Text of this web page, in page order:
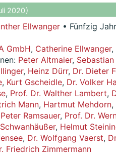
2020 )
Ellwanger • Fünfzig
GmbH, Catherine Ellwanger,
Peter Altmaier, Sebastian
, Heinz Dürr, Dr. Dieter
, Kurt Gscheidle, Dr. Volker
, Prof. Dr. Walther Lambert,
Mann, Hartmut Mehdorn,
Ramsauer, Prof. Dr.
, Helmut
, Dr. Wolfgang Vaerst,
Friedrich Zimmermann